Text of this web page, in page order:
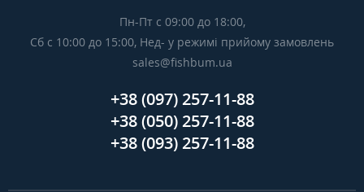
Пн-Пт с 09:00 до 18:00,
Сб с 10:00 до 15:00, Нед- у режимі прийому замовлень
sales@fishbum.ua
+38 (097) 257-11-88
+38 (050) 257-11-88
+38 (093) 257-11-88